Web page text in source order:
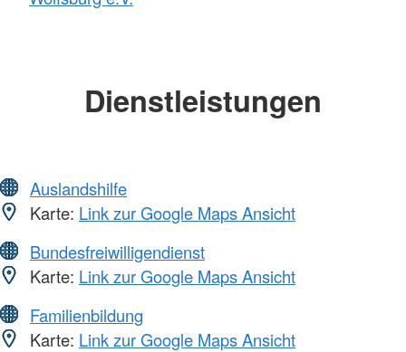
Dienstleistungen
Auslandshilfe
Karte: Link zur Google Maps Ansicht
Bundesfreiwilligendienst
Karte: Link zur Google Maps Ansicht
Familienbildung
Karte: Link zur Google Maps Ansicht